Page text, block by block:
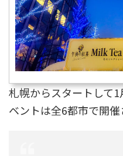
札幌からスタートして
ベントは全6都市で開催